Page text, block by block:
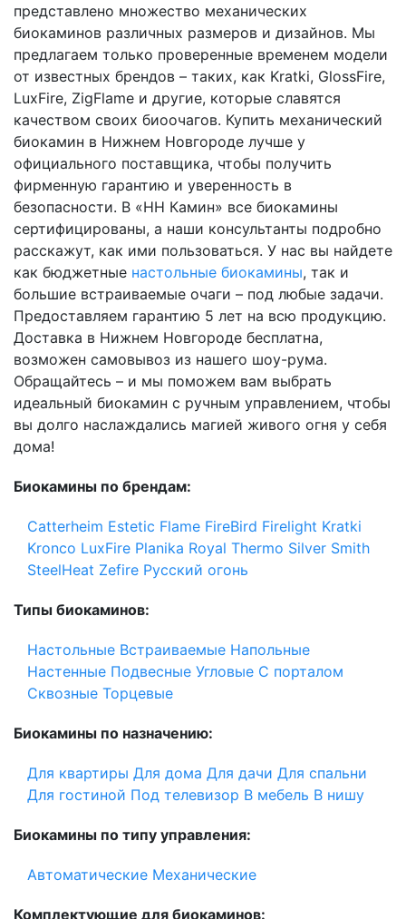
представлено множество механических
биокаминов различных размеров и дизайнов. Мы
предлагаем только проверенные временем модели
от известных брендов – таких, как Kratki, GlossFire,
LuxFire, ZigFlame и другие, которые славятся
качеством своих биоочагов. Купить механический
биокамин в Нижнем Новгороде лучше у
официального поставщика, чтобы получить
фирменную гарантию и уверенность в
безопасности. В «НН Камин» все биокамины
сертифицированы, а наши консультанты подробно
расскажут, как ими пользоваться. У нас вы найдете
как бюджетные настольные биокамины, так и
большие встраиваемые очаги – под любые задачи.
Предоставляем гарантию 5 лет на всю продукцию.
Доставка в Нижнем Новгороде бесплатна,
возможен самовывоз из нашего шоу-рума.
Обращайтесь – и мы поможем вам выбрать
идеальный биокамин с ручным управлением, чтобы
вы долго наслаждались магией живого огня у себя
дома!
Биокамины по брендам:
Catterheim Estetic Flame FireBird Firelight Kratki
Kronco LuxFire Planika Royal Thermo Silver Smith
SteelHeat Zefire Русский огонь
Типы биокаминов:
Настольные Встраиваемые Напольные
Настенные Подвесные Угловые С порталом
Сквозные Торцевые
Биокамины по назначению:
Для квартиры Для дома Для дачи Для спальни
Для гостиной Под телевизор В мебель В нишу
Биокамины по типу управления:
Автоматические Механические
Комплектующие для биокаминов: